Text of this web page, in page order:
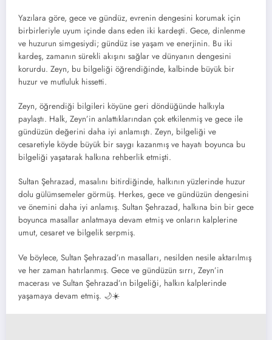
Yazılara göre, gece ve gündüz, evrenin dengesini korumak için
birbirleriyle uyum içinde dans eden iki kardeşti. Gece, dinlenme
ve huzurun simgesiydi; gündüz ise yaşam ve enerjinin. Bu iki
kardeş, zamanın sürekli akışını sağlar ve dünyanın dengesini
korurdu. Zeyn, bu bilgeliği öğrendiğinde, kalbinde büyük bir
huzur ve mutluluk hissetti.
Zeyn, öğrendiği bilgileri köyüne geri döndüğünde halkıyla
paylaştı. Halk, Zeyn’in anlattıklarından çok etkilenmiş ve gece ile
gündüzün değerini daha iyi anlamıştı. Zeyn, bilgeliği ve
cesaretiyle köyde büyük bir saygı kazanmış ve hayatı boyunca bu
bilgeliği yaşatarak halkına rehberlik etmişti.
Sultan Şehrazad, masalını bitirdiğinde, halkının yüzlerinde huzur
dolu gülümsemeler görmüş. Herkes, gece ve gündüzün dengesini
ve önemini daha iyi anlamış. Sultan Şehrazad, halkına bin bir gece
boyunca masallar anlatmaya devam etmiş ve onların kalplerine
umut, cesaret ve bilgelik serpmiş.
Ve böylece, Sultan Şehrazad’ın masalları, nesilden nesile aktarılmış
ve her zaman hatırlanmış. Gece ve gündüzün sırrı, Zeyn’in
macerası ve Sultan Şehrazad’ın bilgeliği, halkın kalplerinde
yaşamaya devam etmiş. 🌙☀️